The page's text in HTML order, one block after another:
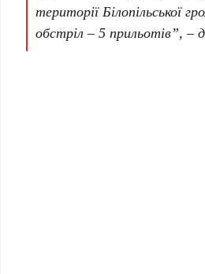
території Білопільської
обстріл – 5 прильотів”, –